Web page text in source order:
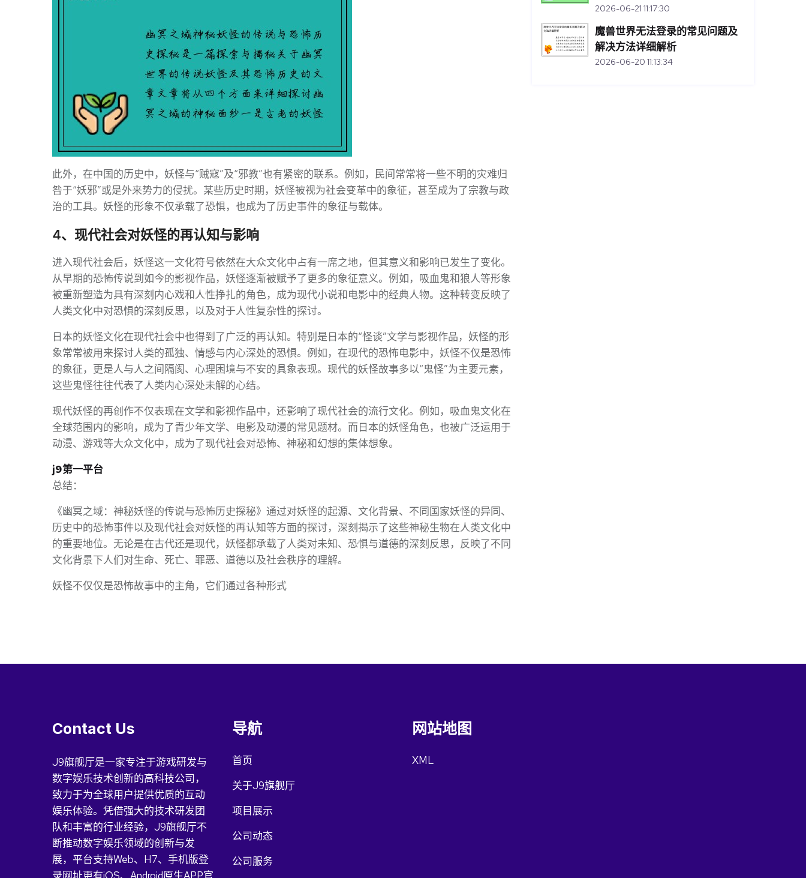
此外，在中国的历史中，妖怪与“贼寇”及“邪教”也有紧密的联系。例如，民间常常将一些不明的灾难归
咎于“妖邪”或是外来势力的侵扰。某些历史时期，妖怪被视为社会变革中的象征，甚至成为了宗教与政
治的工具。妖怪的形象不仅承载了恐惧，也成为了历史事件的象征与载体。
4、现代社会对妖怪的再认知与影响
进入现代社会后，妖怪这一文化符号依然在大众文化中占有一席之地，但其意义和影响已发生了变化。
从早期的恐怖传说到如今的影视作品，妖怪逐渐被赋予了更多的象征意义。例如，吸血鬼和狼人等形象
被重新塑造为具有深刻内心戏和人性挣扎的角色，成为现代小说和电影中的经典人物。这种转变反映了
人类文化中对恐惧的深刻反思，以及对于人性复杂性的探讨。
日本的妖怪文化在现代社会中也得到了广泛的再认知。特别是日本的“怪谈”文学与影视作品，妖怪的形
象常常被用来探讨人类的孤独、情感与内心深处的恐惧。例如，在现代的恐怖电影中，妖怪不仅是恐怖
的象征，更是人与人之间隔阂、心理困境与不安的具象表现。现代的妖怪故事多以“鬼怪”为主要元素，
这些鬼怪往往代表了人类内心深处未解的心结。
现代妖怪的再创作不仅表现在文学和影视作品中，还影响了现代社会的流行文化。例如，吸血鬼文化在
全球范围内的影响，成为了青少年文学、电影及动漫的常见题材。而日本的妖怪角色，也被广泛运用于
动漫、游戏等大众文化中，成为了现代社会对恐怖、神秘和幻想的集体想象。
j9第一平台
总结：
《幽冥之域：神秘妖怪的传说与恐怖历史探秘》通过对妖怪的起源、文化背景、不同国家妖怪的异同、
历史中的恐怖事件以及现代社会对妖怪的再认知等方面的探讨，深刻揭示了这些神秘生物在人类文化中
的重要地位。无论是在古代还是现代，妖怪都承载了人类对未知、恐惧与道德的深刻反思，反映了不同
文化背景下人们对生命、死亡、罪恶、道德以及社会秩序的理解。
妖怪不仅仅是恐怖故事中的主角，它们通过各种形式
2026-06-21 11:17:30
魔兽世界无法登录的常见问题及
解决方法详细解析
2026-06-20 11:13:34
Contact Us
J9旗舰厅是一家专注于游戏研发与
数字娱乐技术创新的高科技公司，
致力于为全球用户提供优质的互动
娱乐体验。凭借强大的技术研发团
队和丰富的行业经验，J9旗舰厅不
断推动数字娱乐领域的创新与发
展，平台支持Web、H7、手机版登
导航
首页
关于J9旗舰厅
项目展示
公司动态
公司服务
网站地图
XML